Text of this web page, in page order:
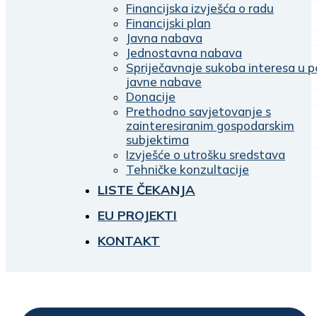
Financijska izvješća o radu
Financijski plan
Javna nabava
Jednostavna nabava
Spriječavnaje sukoba interesa u
javne nabave
Donacije
Prethodno savjetovanje s
zainteresiranim gospodarskim
subjektima
Izvješće o utrošku sredstava
Tehničke konzultacije
LISTE ČEKANJA
EU PROJEKTI
KONTAKT